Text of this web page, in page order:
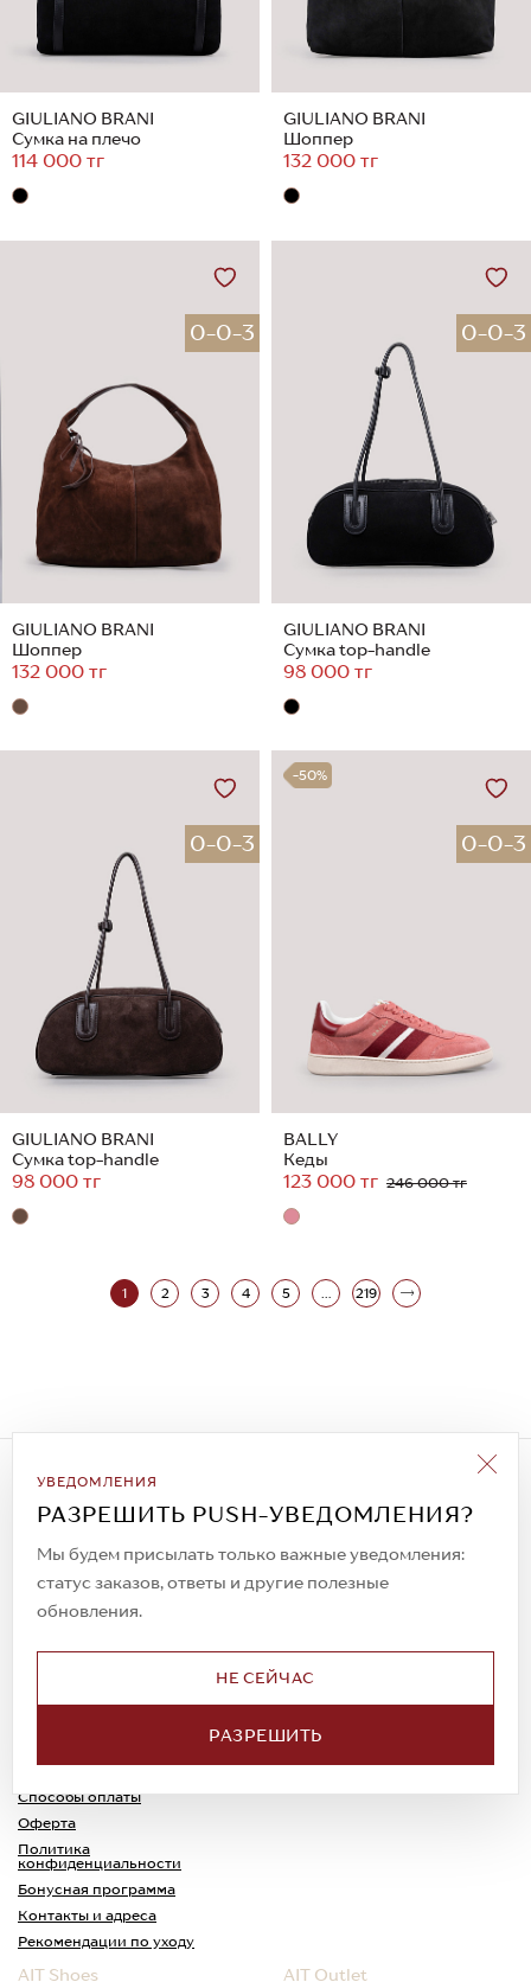
GIULIANO BRANI
Сумка на плечо
114 000 тг
GIULIANO BRANI
Шоппер
132 000 тг
0-0-3
GIULIANO BRANI
Шоппер
132 000 тг
0-0-3
GIULIANO BRANI
Сумка top-handle
98 000 тг
0-0-3
GIULIANO BRANI
Сумка top-handle
98 000 тг
-50%
0-0-3
BALLY
Кеды
123 000 тг 246 000 тг
1 2 3 4 5 ... 219
УВЕДОМЛЕНИЯ
РАЗРЕШИТЬ PUSH-УВЕДОМЛЕНИЯ?
Мы будем присылать только важные уведомления:
статус заказов, ответы и другие полезные
обновления.
НЕ СЕЙЧАС
РАЗРЕШИТЬ
Подписаться на рассылку
Всегда будьте в курсе новых акций и
спецпредложений!
© 2023. AIT Shoes
Все права защищены
Доставка
Способы оплаты
Оферта
Политика
конфиденциальности
Обмен и возврат
Каспи-Ред
Бонусная программа
Контакты и адреса
Рекомендации по уходу
AIT Shoes AIT Outlet